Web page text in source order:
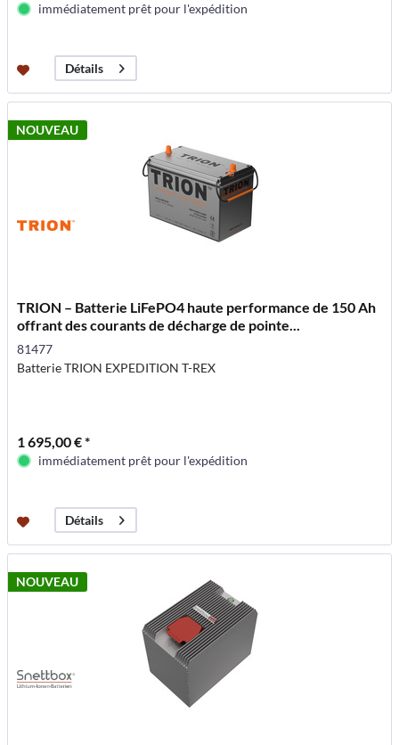
immédiatement prêt pour l'expédition
Détails
NOUVEAU
TRION – Batterie LiFePO4 haute performance de 150 Ah
offrant des courants de décharge de pointe...
81477
Batterie TRION EXPEDITION T-REX
1 695,00 € *
immédiatement prêt pour l'expédition
Détails
NOUVEAU